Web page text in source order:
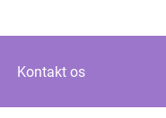
Kontakt os